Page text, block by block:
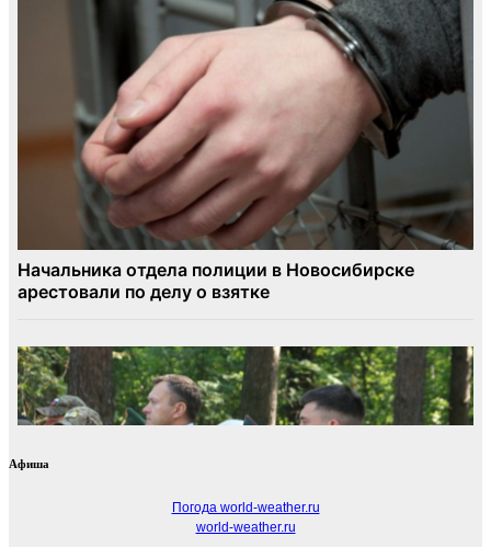
Афиша
Погода world-weather.ru
world-weather.ru